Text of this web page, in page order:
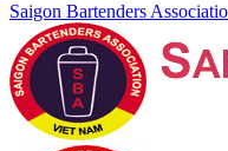
Saigon Bartenders